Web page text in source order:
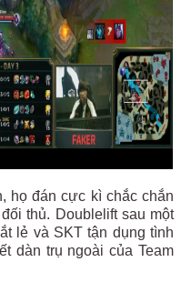
họ đán cực kì chắc chắn
thủ. Doublelift sau một
lẻ và SKT tận dụng tình
dàn trụ ngoài của Team